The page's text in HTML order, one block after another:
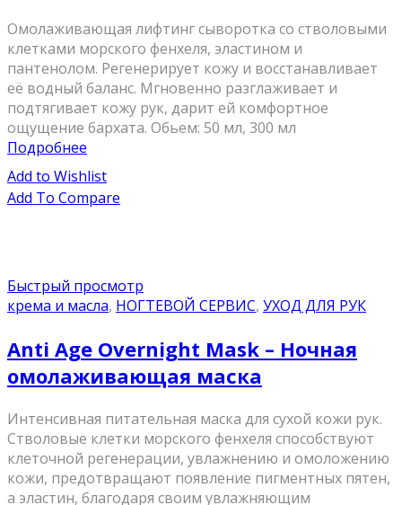
Омолаживающая лифтинг сыворотка со стволовыми
клетками морского фенхеля, эластином и
пантенолом. Регенерирует кожу и восстанавливает
её водный баланс. Мгновенно разглаживает и
подтягивает кожу рук, дарит ей комфортное
ощущение бархата. Обьем: 50 мл, 300 мл
Подробнее
Add to Wishlist
Add To Compare
Быстрый просмотр
крема и масла, НОГТЕВОЙ СЕРВИС, УХОД ДЛЯ РУК
Anti Age Overnight Mask – Ночная
омолаживающая маска
Интенсивная питательная маска для сухой кожи рук.
Стволовые клетки морского фенхеля способствуют
клеточной регенерации, увлажнению и омоложению
кожи, предотвращают появление пигментных пятен,
а эластин, благодаря своим увлажняющим